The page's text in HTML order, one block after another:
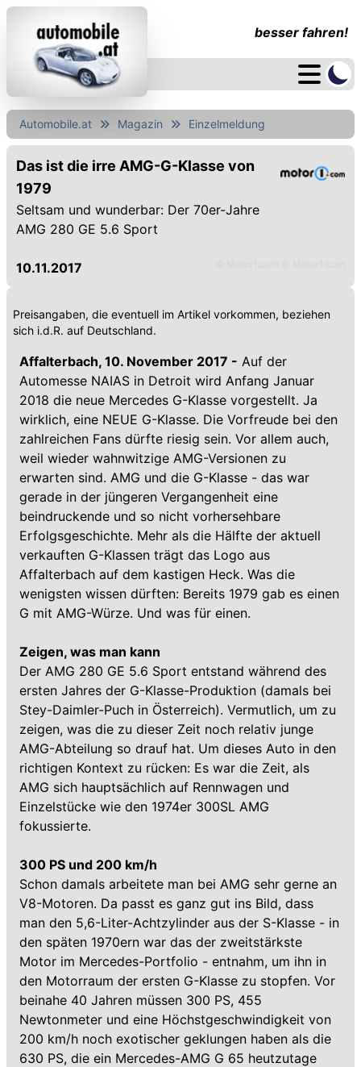
besser fahren!
Automobile.at Magazin Einzelmeldung
Das ist die irre AMG-G-Klasse von
1979
Seltsam und wunderbar: Der 70er-Jahre
AMG 280 GE 5.6 Sport
10.11.2017
Preisangaben, die eventuell im Artikel vorkommen, beziehen
sich i.d.R. auf Deutschland.
Affalterbach, 10. November 2017 - Auf der
Automesse NAIAS in Detroit wird Anfang Januar
2018 die neue Mercedes G-Klasse vorgestellt. Ja
wirklich, eine NEUE G-Klasse. Die Vorfreude bei den
zahlreichen Fans dürfte riesig sein. Vor allem auch,
weil wieder wahnwitzige AMG-Versionen zu
erwarten sind. AMG und die G-Klasse - das war
gerade in der jüngeren Vergangenheit eine
beindruckende und so nicht vorhersehbare
Erfolgsgeschichte. Mehr als die Hälfte der aktuell
verkauften G-Klassen trägt das Logo aus
Affalterbach auf dem kastigen Heck. Was die
wenigsten wissen dürften: Bereits 1979 gab es einen
G mit AMG-Würze. Und was für einen.
Zeigen, was man kann
Der AMG 280 GE 5.6 Sport entstand während des
ersten Jahres der G-Klasse-Produktion (damals bei
Stey-Daimler-Puch in Österreich). Vermutlich, um zu
zeigen, was die zu dieser Zeit noch relativ junge
AMG-Abteilung so drauf hat. Um dieses Auto in den
richtigen Kontext zu rücken: Es war die Zeit, als
AMG sich hauptsächlich auf Rennwagen und
Einzelstücke wie den 1974er 300SL AMG
fokussierte.
300 PS und 200 km/h
Schon damals arbeitete man bei AMG sehr gerne an
V8-Motoren. Da passt es ganz gut ins Bild, dass
man den 5,6-Liter-Achtzylinder aus der S-Klasse - in
den späten 1970ern war das der zweitstärkste
Motor im Mercedes-Portfolio - entnahm, um ihn in
den Motorraum der ersten G-Klasse zu stopfen. Vor
beinahe 40 Jahren müssen 300 PS, 455
Newtonmeter und eine Höchstgeschwindigkeit von
200 km/h noch exotischer geklungen haben als die
630 PS, die ein Mercedes-AMG G 65 heutzutage